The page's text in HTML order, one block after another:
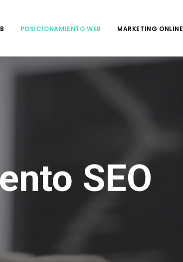
POSICIONAMIENTO WEB MARKETING ONLINE
SEO